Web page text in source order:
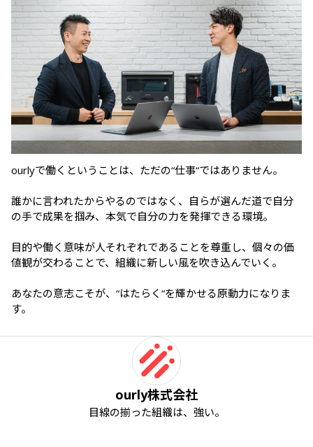
ourlyで働くということは、ただの“仕事“ではありません。
誰かに言われたからやるのではなく、自らが選んだ道で自分
の手で成果を掴み、本気で自分の力を発揮できる環境。
目的や働く意味が人それぞれであることを尊重し、個々の価
値観が交わることで、組織に新しい風を吹き込んでいく。
あなたの意志こそが、“はたらく“を輝かせる原動力になりま
す。
ourly株式会社
目線の揃った組織は、強い。